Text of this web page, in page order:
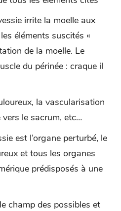
irrite la moelle aux
éléments suscités «
de la moelle. Le
du périnée : craque il
la vascularisation
le sacrum, etc…
est l’organe perturbé, le
et tous les organes
prédisposés à une
champ des possibles et